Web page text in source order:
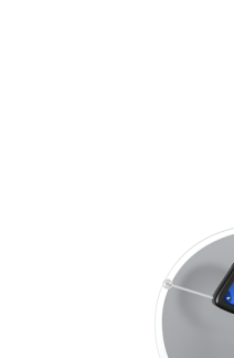
De Signia Active Mini IX is